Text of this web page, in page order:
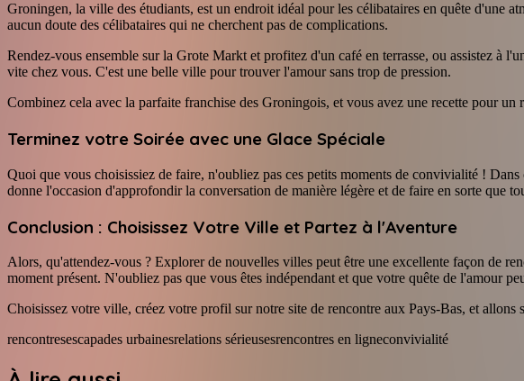
Groningen, la ville des étudiants, est un endroit idéal pour les célibataires en quête d'une
aucun doute des célibataires qui ne cherchent pas de complications.
Rendez-vous ensemble sur la Grote Markt et profitez d'un café en terrasse, ou assistez à
vite chez vous. C'est une belle ville pour trouver l'amour sans trop de pression.
Combinez cela avec la parfaite franchise des Groningois, et vous avez une recette pour un
Terminez votre Soirée avec une Glace Spéciale
Quoi que vous choisissiez de faire, n'oubliez pas ces petits moments de convivialité !
donne l'occasion d'approfondir la conversation de manière légère et de faire en sorte que
Conclusion : Choisissez Votre Ville et Partez à l'Aventure
Alors, qu'attendez-vous ? Explorer de nouvelles villes peut être une excellente façon de
moment présent. N'oubliez pas que vous êtes indépendant et que votre quête de l'amour
Choisissez votre ville, créez votre profil sur notre site de rencontre aux Pays-Bas, et allons
rencontresescapades urbainesrelations sérieusesrencontres en ligneconvivialité